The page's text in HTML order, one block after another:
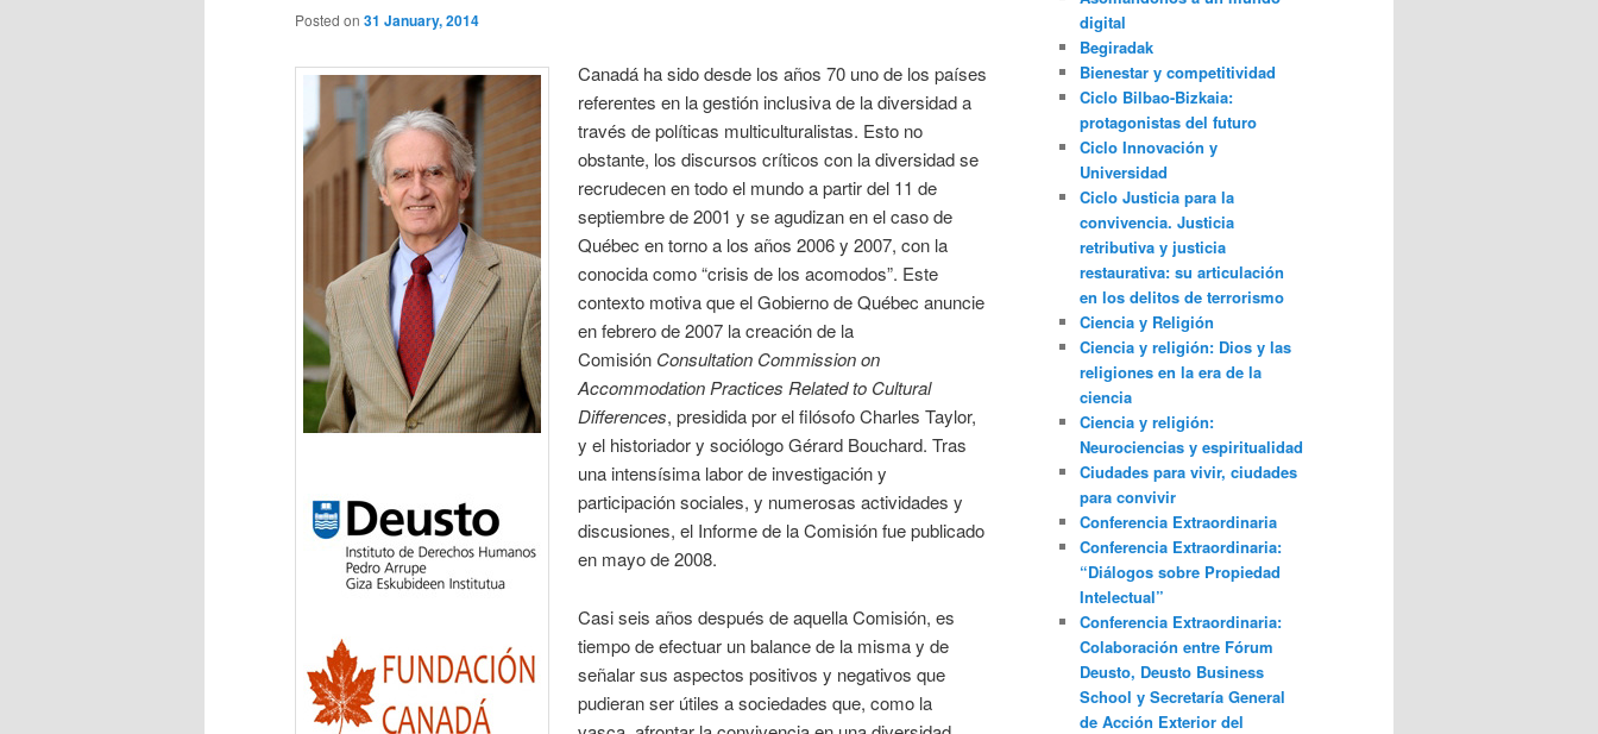
Posted on 31 January, 2014
Canadá ha sido desde los años 70 uno de los países
referentes en la gestión inclusiva de la diversidad a
través de políticas multiculturalistas. Esto no
obstante, los discursos críticos con la diversidad se
recrudecen en todo el mundo a partir del 11 de
septiembre de 2001 y se agudizan en el caso de
Québec en torno a los años 2006 y 2007, con la
conocida como “crisis de los acomodos”. Este
contexto motiva que el Gobierno de Québec anuncie
en febrero de 2007 la creación de la
Comisión Consultation Commission on
Accommodation Practices Related to Cultural
Differences, presidida por el filósofo Charles Taylor,
y el historiador y sociólogo Gérard Bouchard. Tras
una intensísima labor de investigación y
participación sociales, y numerosas actividades y
discusiones, el Informe de la Comisión fue publicado
en mayo de 2008.
Casi seis años después de aquella Comisión, es
tiempo de efectuar un balance de la misma y de
señalar sus aspectos positivos y negativos que
pudieran ser útiles a sociedades que, como la
digital
Begiradak
Bienestar y competitividad
Ciclo Bilbao-Bizkaia:
protagonistas del futuro
Ciclo Innovación y
Universidad
Ciclo Justicia para la
convivencia. Justicia
retributiva y justicia
restaurativa: su articulación
en los delitos de terrorismo
Ciencia y Religión
Ciencia y religión: Dios y las
religiones en la era de la
ciencia
Ciencia y religión:
Neurociencias y espiritualidad
Ciudades para vivir, ciudades
para convivir
Conferencia Extraordinaria
Conferencia Extraordinaria:
“Diálogos sobre Propiedad
Intelectual”
Conferencia Extraordinaria:
Colaboración entre Fórum
Deusto, Deusto Business
School y Secretaría General
de Acción Exterior del